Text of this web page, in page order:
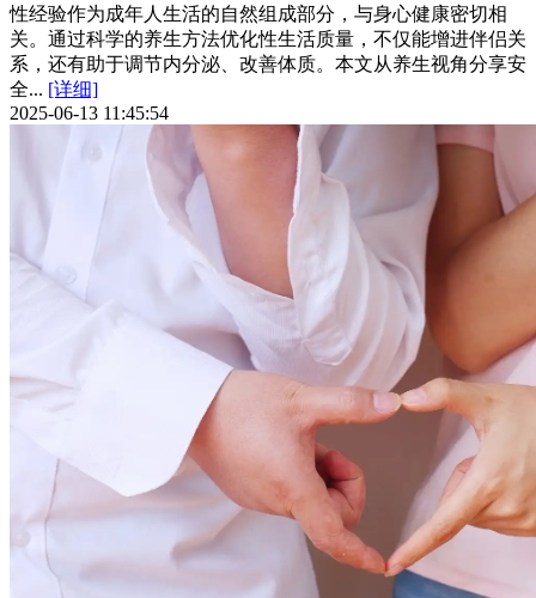
性经验作为成年人生活的自然组成部分，与身心健康密切相
关。通过科学的养生方法优化性生活质量，不仅能增进伴侣关
系，还有助于调节内分泌、改善体质。本文从养生视角分享安
全... [详细]
2025-06-13 11:45:54